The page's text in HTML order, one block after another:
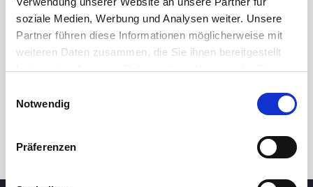
soziale Medien, Werbung und Analysen weiter. Unsere
Partner führen diese Informationen möglicherweise mit
weiteren Daten zusammen, die Sie ihnen bereitgestellt
haben oder die sie im Rahmen Ihrer Nutzung der Dienste
Notwendig
Präferenzen
24 Std. 1M 3M 1J 5J